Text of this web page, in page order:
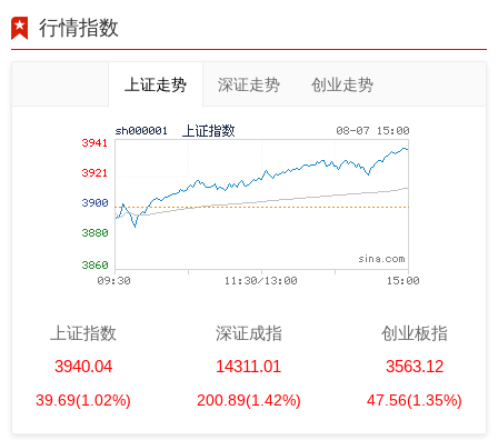
行情指数
上证走势 深证走势 创业走势
上证指数
3940.04
39.69(1.02%)
深证成指
14311.01
200.89(1.42%)
创业板指
3563.12
47.56(1.35%)